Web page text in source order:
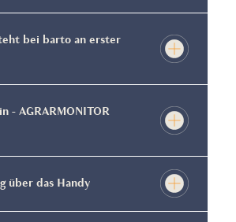
bei barto an erster
- AGRARMONITOR
über das Handy